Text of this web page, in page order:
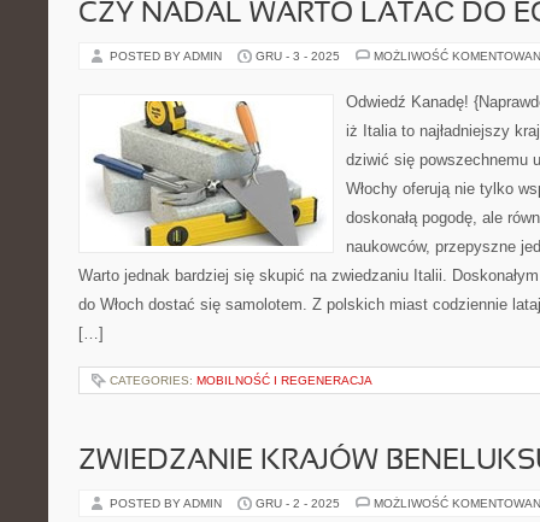
CZY NADAL WARTO LATAĆ DO
POSTED BY ADMIN GRU - 3 - 2025 MOŻLIWOŚĆ
Odwiedź Kanadę!
iż Italia to najładniejszy
dziwić się powszechnemu
Włochy oferują nie tylko
doskonałą pogodę, ale
naukowców, przepyszne
Warto jednak bardziej się skupić na zwiedzaniu Italii.
do Włoch dostać się samolotem. Z polskich miast codziennie
[…]
CATEGORIES: MOBILNOŚĆ I REGENERACJA
ZWIEDZANIE KRAJÓW
POSTED BY ADMIN GRU - 2 - 2025 MOŻLIWOŚĆ